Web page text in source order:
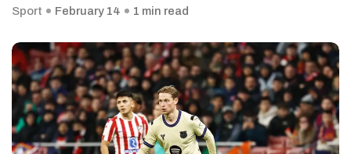
Sport
February 14 1 min read